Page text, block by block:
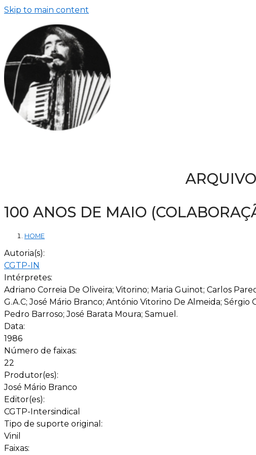
Skip to main content
100 ANOS DE MAIO
HOME
Autoria(s):
CGTP-IN
Intérpretes:
Adriano Correia De Oliveira; Vitorino; Maria Guinot; Carlos
G.A.C; José Mário Branco; António Vitorino De Almeida;
Pedro Barroso; José Barata Moura; Samuel.
Data:
1986
Número de faixas:
22
Produtor(es):
José Mário Branco
Editor(es):
CGTP-Intersindical
Tipo de suporte original:
Vinil
Faixas: